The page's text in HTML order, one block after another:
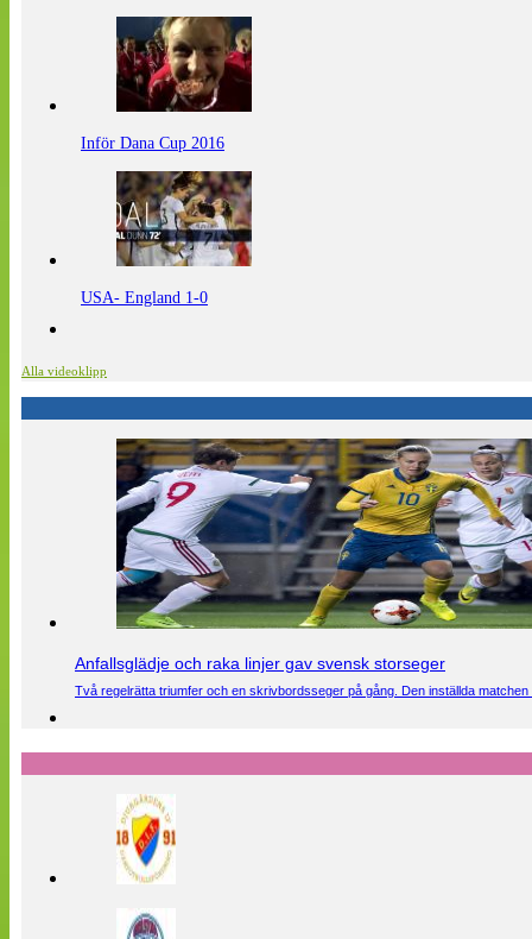
Inför Dana Cup 2016
USA- England 1-0
Alla videoklipp
Anfallsglädje och raka linjer gav svensk storseger
Två regelrätta triumfer och en skrivbordsseger på gång. Den inställda